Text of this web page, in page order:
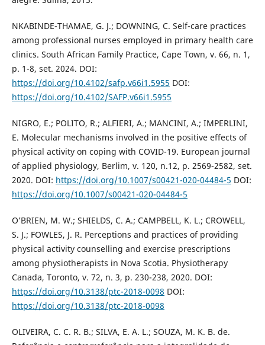
NKABINDE-THAMAE, G. J.; DOWNING, C. Self-care practices
among professional nurses employed in primary health care
clinics. South African Family Practice, Cape Town, v. 66, n. 1,
p. 1-8, set. 2024. DOI:
https://doi.org/10.4102/safp.v66i1.5955 DOI:
https://doi.org/10.4102/SAFP.v66i1.5955
NIGRO, E.; POLITO, R.; ALFIERI, A.; MANCINI, A.; IMPERLINI,
E. Molecular mechanisms involved in the positive effects of
physical activity on coping with COVID-19. European journal
of applied physiology, Berlim, v. 120, n.12, p. 2569-2582, set.
2020. DOI: https://doi.org/10.1007/s00421-020-04484-5 DOI:
https://doi.org/10.1007/s00421-020-04484-5
O’BRIEN, M. W.; SHIELDS, C. A.; CAMPBELL, K. L.; CROWELL,
S. J.; FOWLES, J. R. Perceptions and practices of providing
physical activity counselling and exercise prescriptions
among physiotherapists in Nova Scotia. Physiotherapy
Canada, Toronto, v. 72, n. 3, p. 230-238, 2020. DOI:
https://doi.org/10.3138/ptc-2018-0098 DOI:
https://doi.org/10.3138/ptc-2018-0098
OLIVEIRA, C. C. R. B.; SILVA, E. A. L.; SOUZA, M. K. B. de.